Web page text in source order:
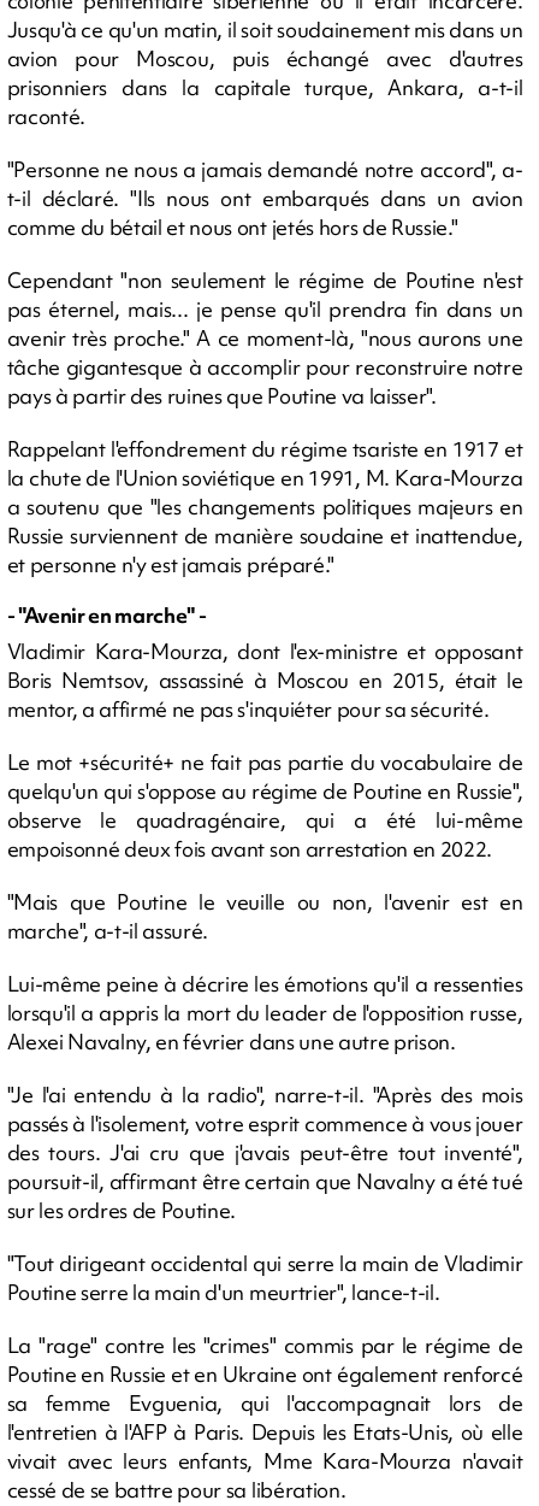
Jusqu'à ce qu'un matin, il soit soudainement mis dans un
avion pour Moscou, puis échangé avec d'autres
prisonniers dans la capitale turque, Ankara, a-t-il
raconté.
"Personne ne nous a jamais demandé notre accord", a-
t-il déclaré. "Ils nous ont embarqués dans un avion
comme du bétail et nous ont jetés hors de Russie."
Cependant "non seulement le régime de Poutine n'est
pas éternel, mais... je pense qu'il prendra fin dans un
avenir très proche." A ce moment-là, "nous aurons une
tâche gigantesque à accomplir pour reconstruire notre
pays à partir des ruines que Poutine va laisser".
Rappelant l'effondrement du régime tsariste en 1917 et
la chute de l'Union soviétique en 1991, M. Kara-Mourza
a soutenu que "les changements politiques majeurs en
Russie surviennent de manière soudaine et inattendue,
et personne n'y est jamais préparé."
- "Avenir en marche" -
Vladimir Kara-Mourza, dont l'ex-ministre et opposant
Boris Nemtsov, assassiné à Moscou en 2015, était le
mentor, a affirmé ne pas s'inquiéter pour sa sécurité.
Le mot +sécurité+ ne fait pas partie du vocabulaire de
quelqu'un qui s'oppose au régime de Poutine en Russie",
observe le quadragénaire, qui a été lui-même
empoisonné deux fois avant son arrestation en 2022.
"Mais que Poutine le veuille ou non, l'avenir est en
marche", a-t-il assuré.
Lui-même peine à décrire les émotions qu'il a ressenties
lorsqu'il a appris la mort du leader de l'opposition russe,
Alexei Navalny, en février dans une autre prison.
"Je l'ai entendu à la radio", narre-t-il. "Après des mois
passés à l'isolement, votre esprit commence à vous jouer
des tours. J'ai cru que j'avais peut-être tout inventé",
poursuit-il, affirmant être certain que Navalny a été tué
sur les ordres de Poutine.
"Tout dirigeant occidental qui serre la main de Vladimir
Poutine serre la main d'un meurtrier", lance-t-il.
La "rage" contre les "crimes" commis par le régime de
Poutine en Russie et en Ukraine ont également renforcé
sa femme Evguenia, qui l'accompagnait lors de
l'entretien à l'AFP à Paris. Depuis les Etats-Unis, où elle
vivait avec leurs enfants, Mme Kara-Mourza n'avait
cessé de se battre pour sa libération.